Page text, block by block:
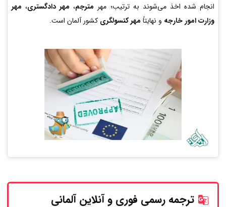
انجام شده اخذ می‌شوند به ترتیب؛ مهر مترجم، مهر دادگستری، مهر
وزارت امور خارجه و نهایتاً مهر کنسولگری کشور آلمان است.
ترجمه رسمی فوری و آنلاینآلمانی